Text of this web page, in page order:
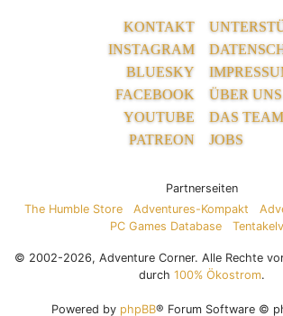
KONTAKT
INSTAGRAM
BLUESKY
FACEBOOK
YOUTUBE
PATREON
ÜBER UNS
DAS TEAM
JOBS
Partnerseiten
The Humble Store
Adventures-Kompakt
PC Games Database
© 2002-2026, Adventure Corner. Alle Rechte
durch 100% Ökostrom.
Powered by phpBB® Forum Software ©